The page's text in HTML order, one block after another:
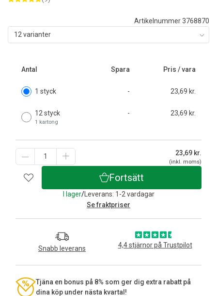
Artikelnummer 3768870
12 varianter
Antal Spara Pris / vara
1 styck - 23,69 kr.
12 styck
1 kartong
- 23,69 kr.
23,69 kr.
(inkl. moms)
Fortsätt
I lager/Leverans: 1-2 vardagar
Se fraktpriser
Snabb leverans 4,4 stjärnor på Trustpilot
Tjäna en bonus på 8% som ger dig extra rabatt på
dina köp under nästa kvartal!